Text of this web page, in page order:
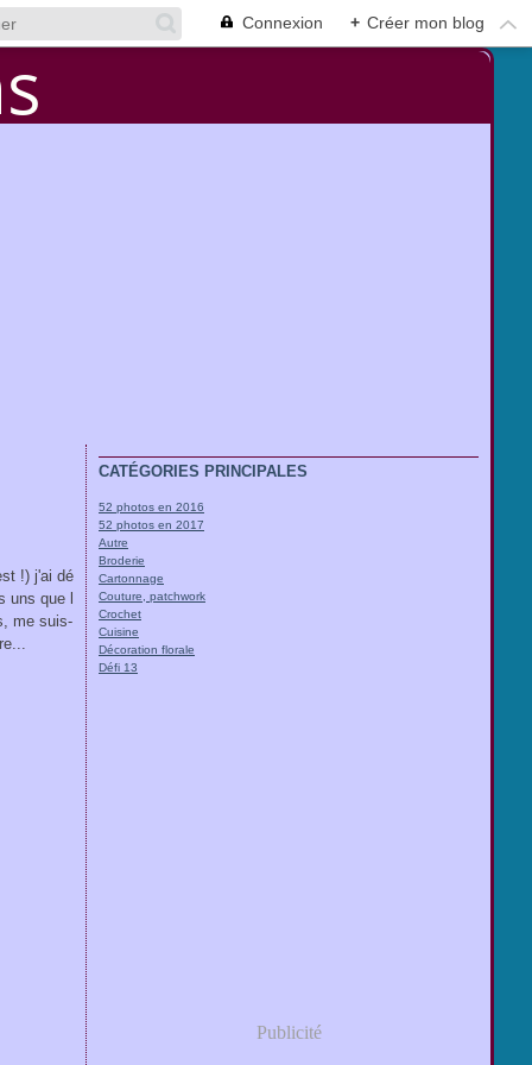
Connexion + Créer mon blog
!) j'ai dé
que l
me suis-
CATÉGORIES PRINCIPALES
52 photos en 2016
52 photos en 2017
Autre
Broderie
Cartonnage
Couture, patchwork
Crochet
Cuisine
Décoration florale
Défi 13
Publicité